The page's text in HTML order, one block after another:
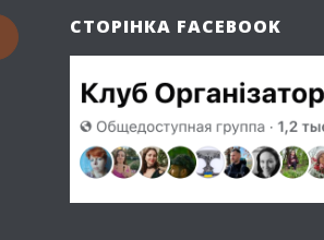
СТОРІНКА FACEBOOK